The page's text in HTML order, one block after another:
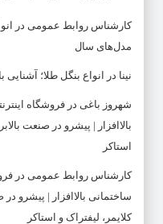
کارشناس روابط عمومی در
مدل‌های سال
نینا در انواع بنگل طلا؛
شهروز باغی در فروشگاه
بالاافزار | پیشرو در صنعت
استاکر
کارشناس روابط عمومی در
ساختمانی بالاافزار | پیشرو
کلایمر، لیفتراک و استاکر